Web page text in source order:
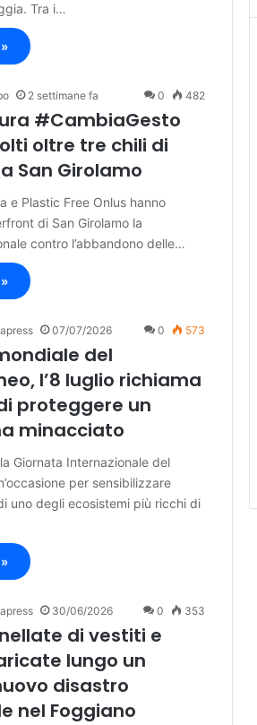
Tra i…
2 settimane fa 0 482
#CambiaGesto
oltre tre chili di
San Girolamo
e Plastic Free Onlus hanno
di San Girolamo la
contro l’abbandono delle…
07/07/2026 0 573
del
l’8 luglio richiama
proteggere un
minacciato
Giornata Internazionale del
per sensibilizzare
uno degli ecosistemi più ricchi di
30/06/2026 0 353
di vestiti e
lungo un
disastro
nel Foggiano